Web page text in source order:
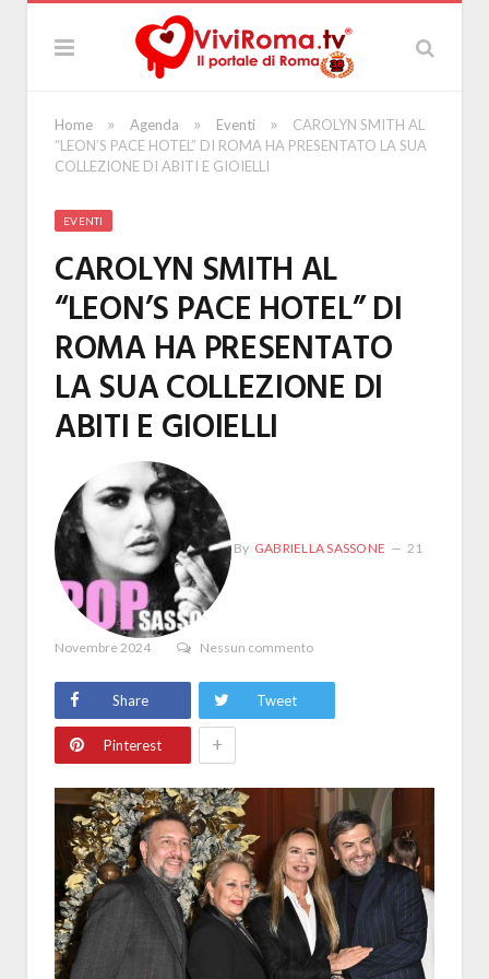
Home » Agenda » Eventi »
CAROLYN SMITH AL
“LEON’S PACE HOTEL” DI ROMA HA PRESENTATO LA SUA
COLLEZIONE DI ABITI E GIOIELLI
EVENTI
CAROLYN SMITH AL
“LEON’S PACE HOTEL” DI
ROMA HA PRESENTATO
LA SUA COLLEZIONE DI
ABITI E GIOIELLI
By GABRIELLA SASSONE 21
Novembre 2024 Nessun commento
Share Tweet
Pinterest +